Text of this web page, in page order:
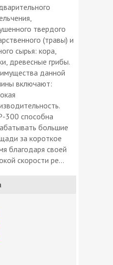
твердого
(травы) и
сырья: кора,
древесные грибы.
данной
включают:
300 способна
большие
за короткое
благодаря своей
скорости ре...